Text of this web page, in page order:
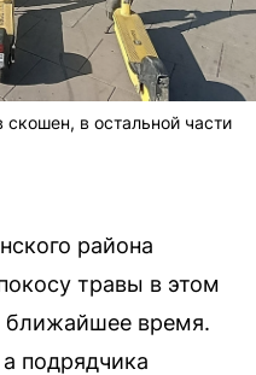
в остальной части
района
травы в этом
ближайшее время.
подрядчика